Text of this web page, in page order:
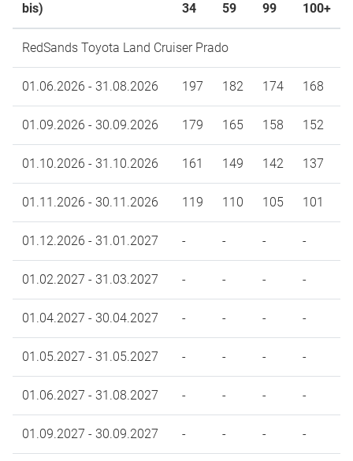
bis) 34 59 99 100+
RedSands Toyota Land Cruiser Prado
01.06.2026 - 31.08.2026 197 182 174 168
01.09.2026 - 30.09.2026 179 165 158 152
01.10.2026 - 31.10.2026 161 149 142 137
01.11.2026 - 30.11.2026 119 110 105 101
01.12.2026 - 31.01.2027 - - - -
01.02.2027 - 31.03.2027 - - - -
01.04.2027 - 30.04.2027 - - - -
01.05.2027 - 31.05.2027 - - - -
01.06.2027 - 31.08.2027 - - - -
01.09.2027 - 30.09.2027 - - - -